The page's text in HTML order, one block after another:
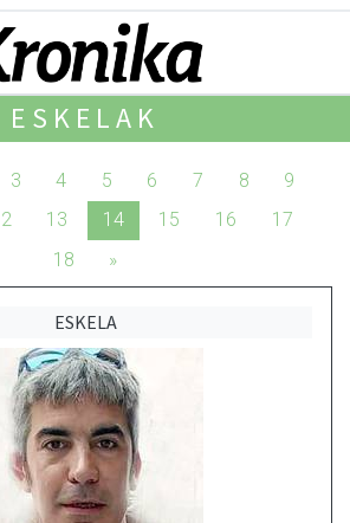
ESKELAK
3 4 5 6 7 8
9
13 14 15 16
17
18
»
ESKELA